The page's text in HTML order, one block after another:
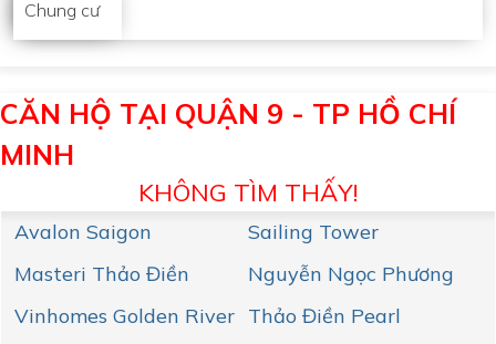
Chung cư
CĂN HỘ TẠI QUẬN 9 - TP HỒ CHÍ
MINH
KHÔNG TÌM THẤY!
Avalon Saigon
Sailing Tower
Masteri Thảo Điền
Nguyễn Ngọc Phương
Vinhomes Golden River Thảo Điền Pearl